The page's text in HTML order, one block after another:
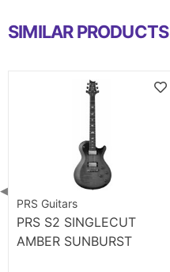
SIMILAR PRODUCTS
PRS Guitars
PRS S2 SINGLECUT
AMBER SUNBURST
◀